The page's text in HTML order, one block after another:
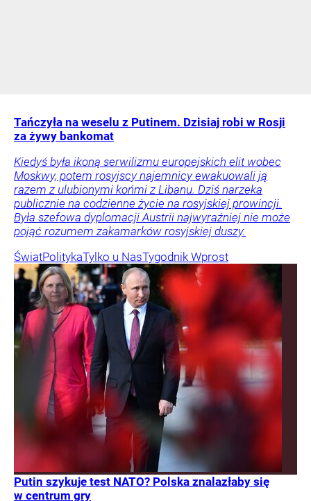
Tańczyła na weselu z Putinem. Dzisiaj robi w Rosji
za żywy bankomat
Kiedyś była ikoną serwilizmu europejskich elit wobec
Moskwy, potem rosyjscy najemnicy ewakuowali ją
razem z ulubionymi końmi z Libanu. Dziś narzeka
publicznie na codzienne życie na rosyjskiej prowincji.
Była szefowa dyplomacji Austrii najwyraźniej nie może
pojąć rozumem zakamarków rosyjskiej duszy.
ŚwiatPolitykaTylko u NasTygodnik Wprost
Putin szykuje test NATO? Polska znalazłaby się
w centrum gry